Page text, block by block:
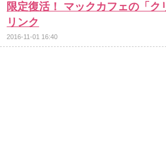
限定復活！ マックカフェの「ク
リンク
2016-11-01 16:40